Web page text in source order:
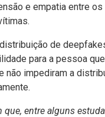
e empatia entre
de
para a pessoa
impediram a
entre alguns